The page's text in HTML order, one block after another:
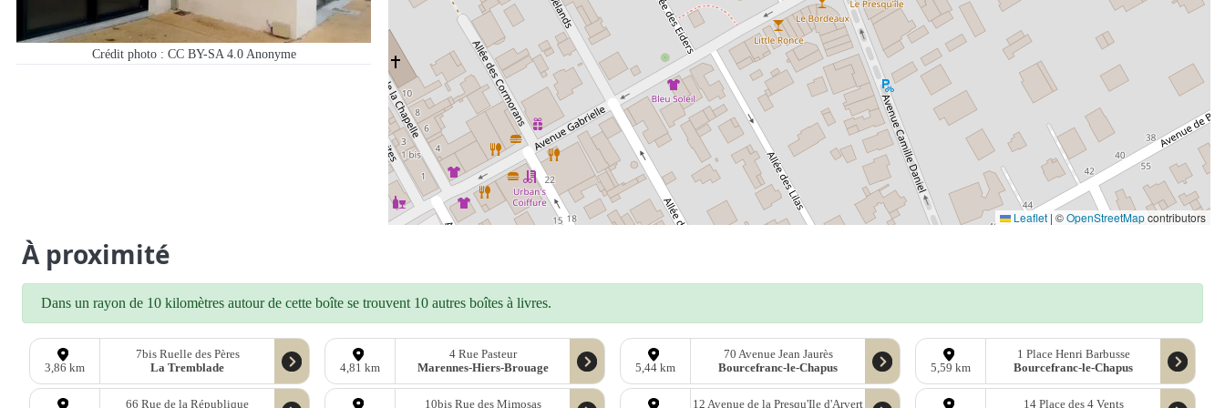
Crédit photo : CC BY-SA 4.0Anonyme
Leaflet | ©OpenStreetMapcontributors
À proximité
Dans un rayon de 10 kilomètres autour de cette boîte se trouvent 10 autres boîtes à livres.
3,86 km
7bis Ruelle des Pères
La Tremblade
4,81 km
4 Rue Pasteur
Marennes-Hiers-Brouage
5,44 km
70 Avenue Jean Jaurès
Bourcefranc-le-Chapus
5,59 km
1 Place Henri Barbusse
Bourcefranc-le-Chapus
66 Rue de la République 10bis Rue des Mimosas 12 Avenue de la Presqu'Ile d'Arvert 14 Place des 4 Vents